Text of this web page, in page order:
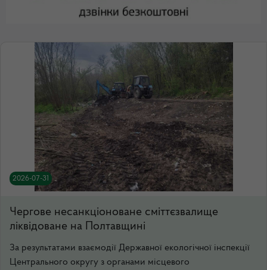
2026-07-31
Чергове несанкціоноване сміттєзвалище
ліквідоване на Полтавщині
За результатами взаємодії Державної екологічної інспекції
Центрального округу з органами місцевого